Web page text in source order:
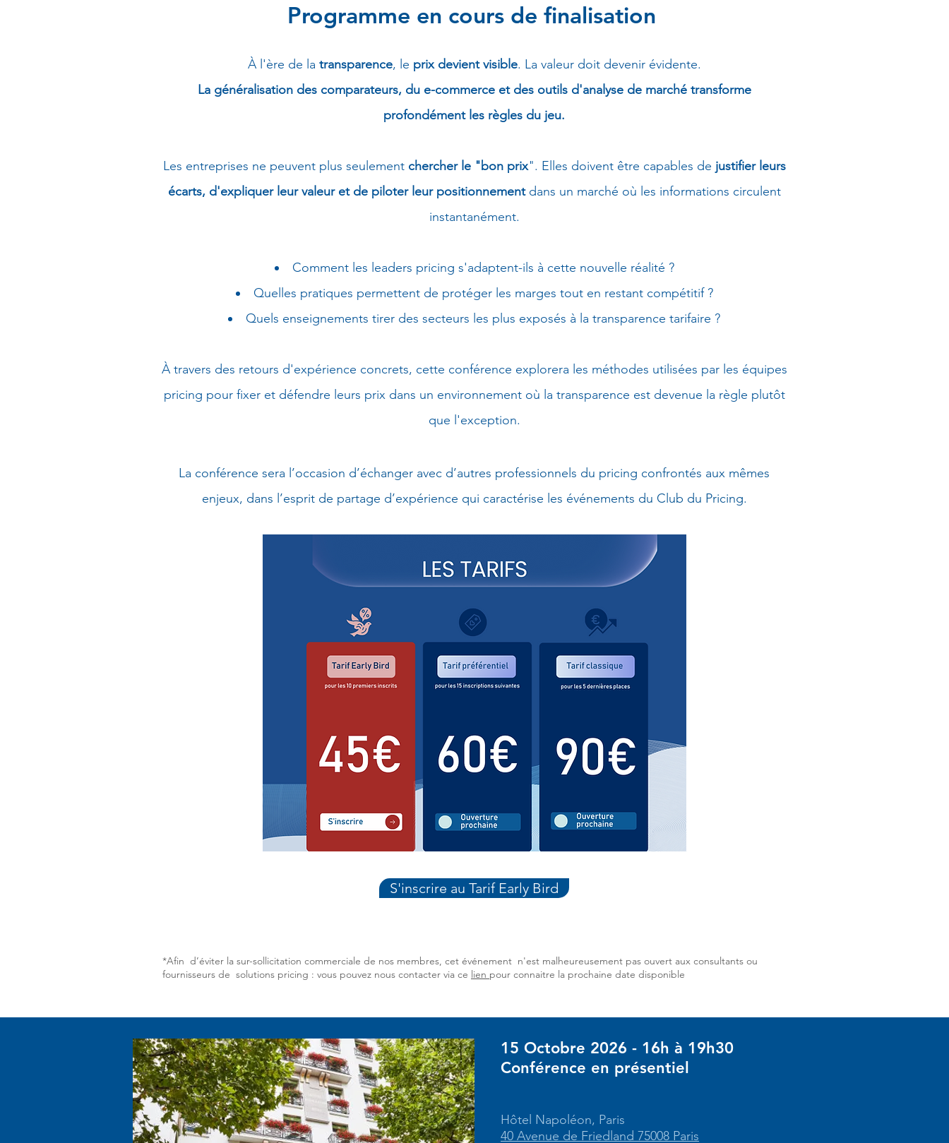
Programme en cours de finalisation
À l'ère de la transparence, le prix devient visible. La valeur doit devenir évidente.
La généralisation des comparateurs, du e-commerce et des outils d'analyse de marché transforme
profondément les règles du jeu.
Les entreprises ne peuvent plus seulement chercher le "bon prix". Elles doivent être capables de justifier leurs
écarts, d'expliquer leur valeur et de piloter leur positionnement dans un marché où les informations circulent
instantanément.
Comment les leaders pricing s'adaptent-ils à cette nouvelle réalité ?
Quelles pratiques permettent de protéger les marges tout en restant compétitif ?
Quels enseignements tirer des secteurs les plus exposés à la transparence tarifaire ?
À travers des retours d'expérience concrets, cette conférence explorera les méthodes utilisées par les équipes
pricing pour fixer et défendre leurs prix dans un environnement où la transparence est devenue la règle plutôt
que l'exception.
La conférence sera l’occasion d’échanger avec d’autres professionnels du pricing confrontés aux mêmes
enjeux, dans l’esprit de partage d’expérience qui caractérise les événements du Club du Pricing.
S'inscrire au Tarif Early Bird
*Afin d’éviter la sur-sollicitation commerciale de nos membres, cet événement n'est malheureusement pas ouvert aux consultants ou
fournisseurs de solutions pricing : vous pouvez nous contacter via ce lien pour connaitre la prochaine date disponible
15 Octobre 2026 - 16h à 19h30
Conférence en présentiel
Hôtel Napoléon, Paris
40 Avenue de Friedland 75008 Paris